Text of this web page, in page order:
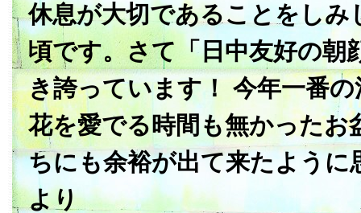
休息が大切であることをしみ
頃です。さて「日中友好の朝
き誇っています！ 今年一番
花を愛でる時間も無かったお
ちにも余裕が出て来たように
より